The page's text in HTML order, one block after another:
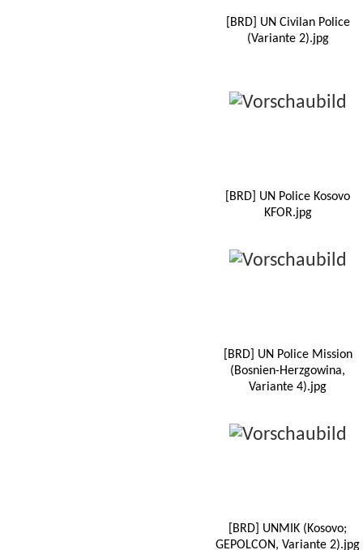
[BRD] UN Civilan Police
(Variante 2).jpg
[BRD] UN Police Kosovo
KFOR.jpg
[BRD] UN Police Mission
(Bosnien-Herzgowina,
Variante 4).jpg
[BRD] UNMIK (Kosovo;
GEPOLCON, Variante 2).jpg